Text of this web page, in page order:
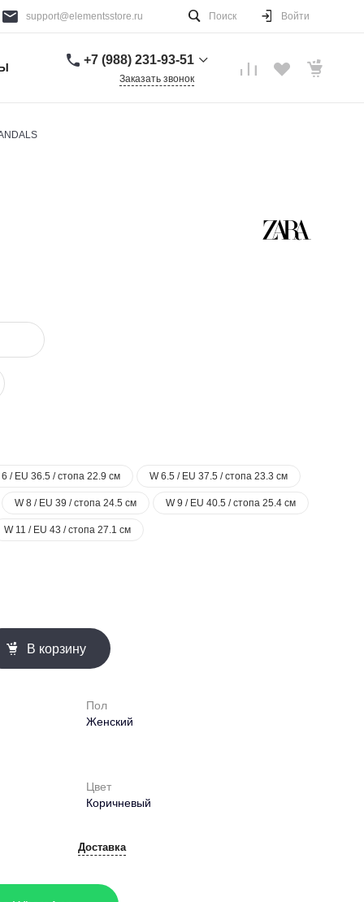
support@elementsstore.ru Поиск Войти
+7 (988) 231-93-51
Заказать звонок
6 / EU 36.5 / стопа 22.9 см W 6.5 / EU 37.5 / стопа 23.3 см
W 8 / EU 39 / стопа 24.5 см W 9 / EU 40.5 / стопа 25.4 см
W 11 / EU 43 / стопа 27.1 см
В корзину
Пол
Женский
Цвет
Коричневый
Доставка